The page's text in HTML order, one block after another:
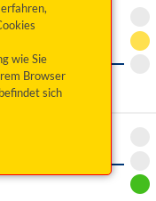
wie Sie
Browser
sich
Uhr
Markus
Uhr
Laaber